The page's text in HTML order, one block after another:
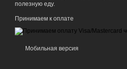
полезную еду.
Принимаем к оплате
Мобильная версия